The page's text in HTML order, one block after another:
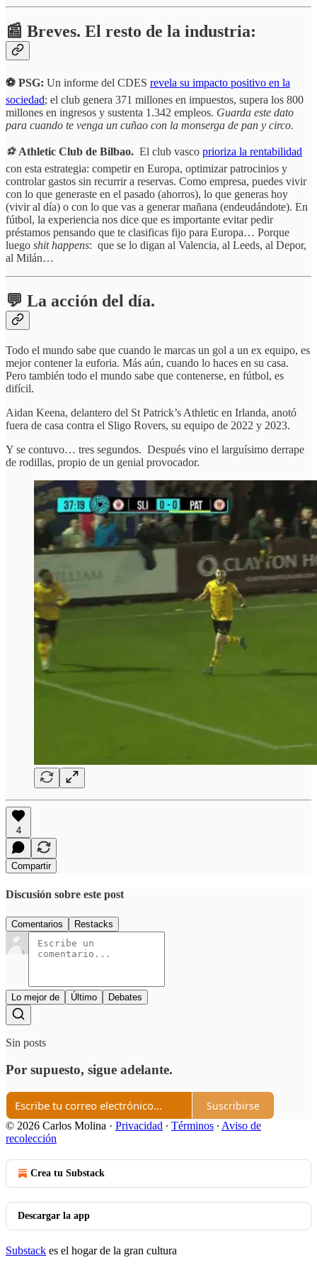
📰 Breves. El resto de la industria:
⚽️ PSG: Un informe del CDES revela su impacto positivo en la
sociedad; el club genera 371 millones en impuestos, supera los 800
millones en ingresos y sustenta 1.342 empleos. Guarda este dato
para cuando te venga un cuñao con la monserga de pan y circo.
⚽️ Athletic Club de Bilbao. El club vasco prioriza la rentabilidad
con esta estrategia: competir en Europa, optimizar patrocinios y
controlar gastos sin recurrir a reservas. Como empresa, puedes vivir
con lo que generaste en el pasado (ahorros), lo que generas hoy
(vivir al día) o con lo que vas a generar mañana (endeudándote). En
fútbol, la experiencia nos dice que es importante evitar pedir
préstamos pensando que te clasificas fijo para Europa… Porque
luego shit happens: que se lo digan al Valencia, al Leeds, al Depor,
al Milán…
💬 La acción del día.
Todo el mundo sabe que cuando le marcas un gol a un ex equipo, es
mejor contener la euforia. Más aún, cuando lo haces en su casa.
Pero también todo el mundo sabe que contenerse, en fútbol, es
difícil.
Aidan Keena, delantero del St Patrick’s Athletic en Irlanda, anotó
fuera de casa contra el Sligo Rovers, su equipo de 2022 y 2023.
Y se contuvo… tres segundos. Después vino el larguísimo derrape
de rodillas, propio de un genial provocador.
4
Compartir
Discusión sobre este post
Comentarios Restacks
Lo mejor de Último Debates
Sin posts
Por supuesto, sigue adelante.
Suscribirse
© 2026 Carlos Molina · Privacidad ∙ Términos ∙ Aviso de
recolección
Crea tu Substack
Descargar la app
Substack es el hogar de la gran cultura